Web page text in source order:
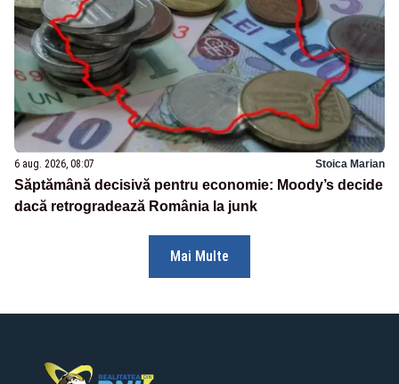
6 aug. 2026, 08:07 Stoica Marian
Săptămână decisivă pentru economie: Moody’s decide
dacă retrogradează România la junk
Mai Multe